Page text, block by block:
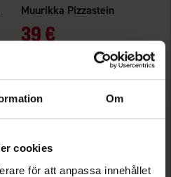
Om
cookies
för att anpassa innehållet
Muurikka Pizzastein
39 €